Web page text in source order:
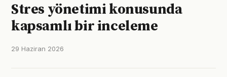
Stres yönetimi konusunda
kapsamlı bir inceleme
29 Haziran 2026